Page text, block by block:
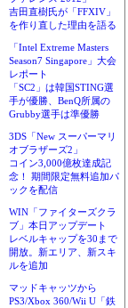
吉田直樹氏が「FFXIV」
を作り直した理由を語る
「Intel Extreme Masters
Season7 Singapore」大会
レポート
「SC2」は韓国STING選
手が優勝、BenQ所属の
Grubby選手は準優勝
3DS「New スーパーマリ
オブラザーズ2」
コイン3,000億枚達成記
念！ 期間限定無料追加パ
ックを配信
WIN「ファイターズクラ
ブ」本日アップデート
レベルキャップを30まで
開放。新エリア、新スキ
ルを追加
マッドキャッツから
PS3/Xbox 360/Wii U「鉄